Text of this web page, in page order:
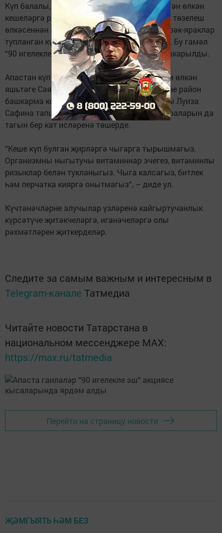
Күп балалы, аз керемле гаиләләргә, 65 яшьтән өлкән
кешеләргә район башлыгы тәкъдиме белән, төзелеш
өлкәсеннән азык-төлекләр һәм беренчел кирәк-яраклар
тупланган күчтәнәч пакетлар тапшырылды. Бу гамәл
“90 игелекле эш“ акциясе кысаларында башкарылды.
Апастан күп балалы Елена Абрамкинага һәм өлкән
яшьтәге Сәяр Салаватуллинга күчтәнәчләрне район
башкарма комитеты җитәкчесе урынбасары Луиза
Сафина тапшырды. Ул шулай ук саклану чараларын да
тагын бер кат исләренә төшерде.
“Кеше күп булган җирләргә чыгарга тырышмагыз.
Организмны ныгытучы витаминнар эчегез, витаминлы
ризыклар белән тукланыгыз. Чыга калсагыз, битлек
һәм перчатка кияргә онытмагыз“, – диде ул.
Күчтәнәчләрне алучылар үзләренә кайгыртучанлык
күрсәтүче җитәкчеләргә, иганәчеләргә олы
рәхмәтләрен җиткерделәр.
Следите за самым важным и интересным в
Telegram-канале Татмедиа
Читайте новости Татарстана в
национальном мессенджере MАХ:
https://max.ru/tatmedia
Перейти на страницу новости
ҖӘМГЫЯТЬ ҺӘМ БЕЗ